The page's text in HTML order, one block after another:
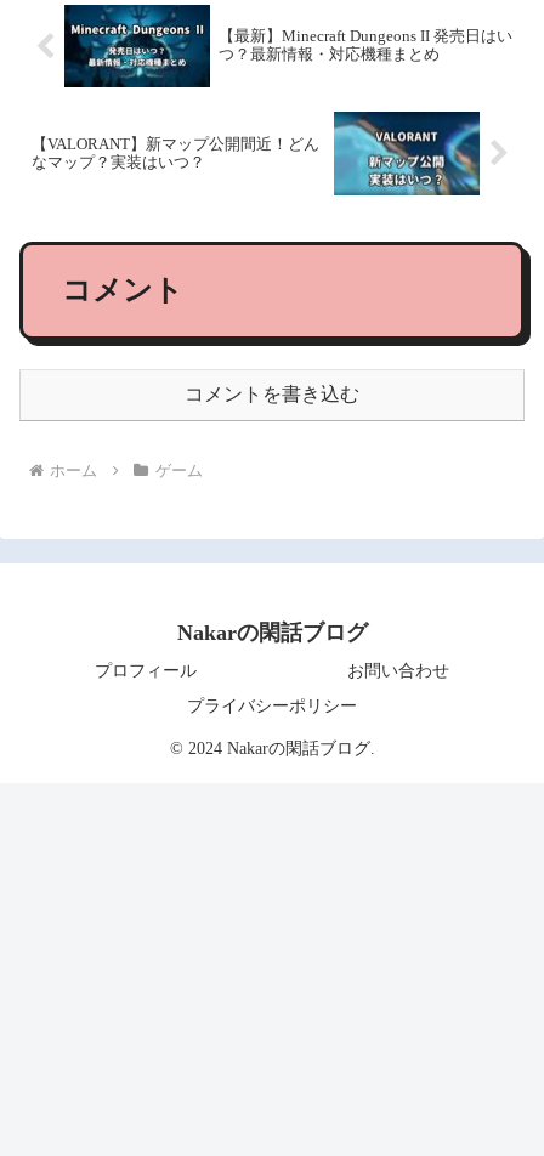
【最新】Minecraft Dungeons II 発売日はい
つ？最新情報・対応機種まとめ
【VALORANT】新マップ公開間近！どん
なマップ？実装はいつ？
コメント
コメントを書き込む
ホーム ゲーム
Nakarの閑話ブログ
プロフィール
お問い合わせ
プライバシーポリシー
© 2024 Nakarの閑話ブログ.